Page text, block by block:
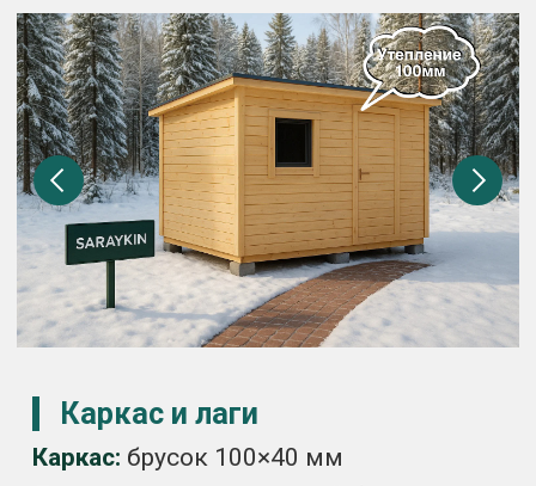
Фундамент:бетонные блоки
400×200×200 мм
Подкладка:рубероид
Отделка
Внешняя и внутренняя:вагонка
класса С по ГОСТ 8242-88, толщина
12,5 мм
Утепление и мембраны
Минвата:100 мм по полу, стенам и
потолку
Мембраны:паро- и водоизоляция
установлены
Кровля:оцинкованный профнастил
0,35 мм
обрезная доска 25 мм